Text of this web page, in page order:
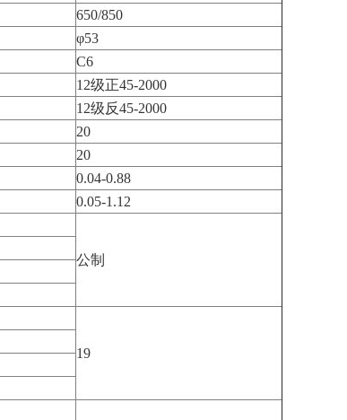
650/850
φ53
C6
12级正45-2000
12级反45-2000
20
20
0.04-0.88
0.05-1.12
公制
19